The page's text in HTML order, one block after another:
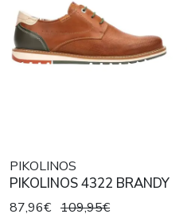
PIKOLINOS
PIKOLINOS 4322 BRANDY
87,96€ 109,95€